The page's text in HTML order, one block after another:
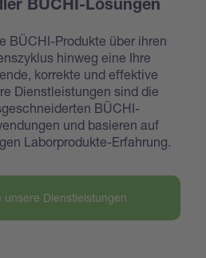
BÜCHI-Lösungen
BÜCHI-Produkte über ihren
hinweg eine Ihre
korrekte und effektive
Dienstleistungen sind die
BÜCHI-
und basieren auf
Laborprodukte-Erfahrung.
unsere Dienstleistungen